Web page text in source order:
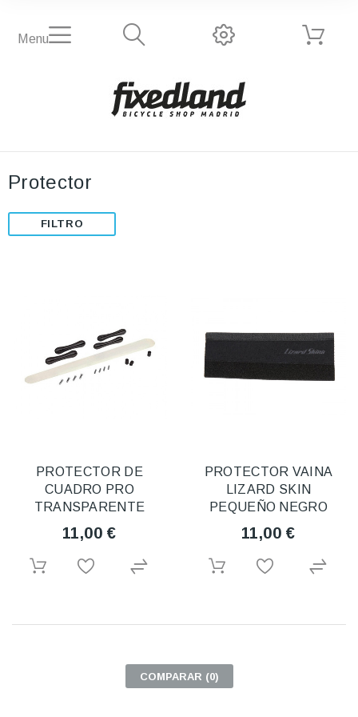
Menu
Protector
PROTECTOR DE
CUADRO PRO
TRANSPARENTE
11,00 €
PROTECTOR VAINA
LIZARD SKIN
PEQUEÑO NEGRO
11,00 €
COMPARAR (0)
FILTRO